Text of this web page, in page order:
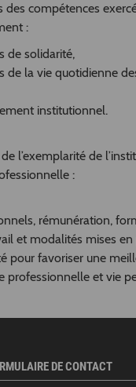
des compétences
:
de solidarité,
de la vie quotidienne
institutionnel.
l’exemplarité de
:
rémunération,
et modalités mises en
pour favoriser une
professionnelle et vie
DE CONTACT